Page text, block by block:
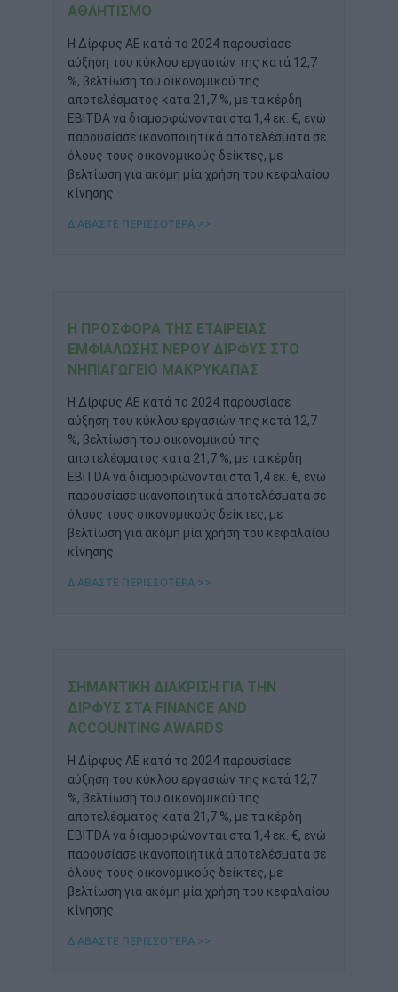
ΑΘΛΗΤΙΣΜΌ
Η Δίρφυς ΑΕ κατά το 2024 παρουσίασε
αύξηση του κύκλου εργασιών της κατά 12,7
%, βελτίωση του οικονομικού της
αποτελέσματος κατά 21,7 %, με τα κέρδη
EBITDA να διαμορφώνονται στα 1,4 εκ. €, ενώ
παρουσίασε ικανοποιητικά αποτελέσματα σε
όλους τους οικονομικούς δείκτες, με
βελτίωση για ακόμη μία χρήση του κεφαλαίου
κίνησης.
ΔΙΑΒΑΣΤΕ ΠΕΡΙΣΣΟΤΕΡΑ >>
Η ΠΡΟΣΦΟΡΆ ΤΗΣ ΕΤΑΙΡΕΊΑΣ
ΕΜΦΙΆΛΩΣΗΣ ΝΕΡΟΎ ΔΊΡΦΥΣ ΣΤΟ
ΝΗΠΙΑΓΩΓΕΊΟ ΜΑΚΡΥΚΆΠΑΣ
Η Δίρφυς ΑΕ κατά το 2024 παρουσίασε
αύξηση του κύκλου εργασιών της κατά 12,7
%, βελτίωση του οικονομικού της
αποτελέσματος κατά 21,7 %, με τα κέρδη
EBITDA να διαμορφώνονται στα 1,4 εκ. €, ενώ
παρουσίασε ικανοποιητικά αποτελέσματα σε
όλους τους οικονομικούς δείκτες, με
βελτίωση για ακόμη μία χρήση του κεφαλαίου
κίνησης.
ΔΙΑΒΑΣΤΕ ΠΕΡΙΣΣΟΤΕΡΑ >>
ΣΗΜΑΝΤΙΚΉ ΔΙΆΚΡΙΣΗ ΓΙΑ ΤΗΝ
ΔΊΡΦΥΣ ΣΤΑ FINANCE AND
ACCOUNTING AWARDS
Η Δίρφυς ΑΕ κατά το 2024 παρουσίασε
αύξηση του κύκλου εργασιών της κατά 12,7
%, βελτίωση του οικονομικού της
αποτελέσματος κατά 21,7 %, με τα κέρδη
EBITDA να διαμορφώνονται στα 1,4 εκ. €, ενώ
παρουσίασε ικανοποιητικά αποτελέσματα σε
όλους τους οικονομικούς δείκτες, με
βελτίωση για ακόμη μία χρήση του κεφαλαίου
κίνησης.
ΔΙΑΒΑΣΤΕ ΠΕΡΙΣΣΟΤΕΡΑ >>